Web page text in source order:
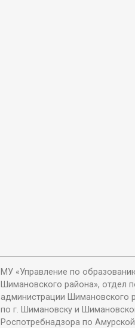
МУ «Управление по
Шимановского района», отдел
администрации Шимановского
по г. Шимановску и
Роспотребнадзора по